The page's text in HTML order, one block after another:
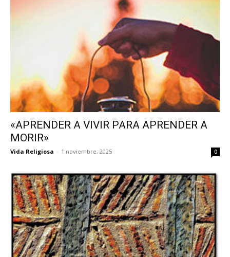
«APRENDER A VIVIR PARA APRENDER A
MORIR»
Vida Religiosa - 1 noviembre, 2025 0